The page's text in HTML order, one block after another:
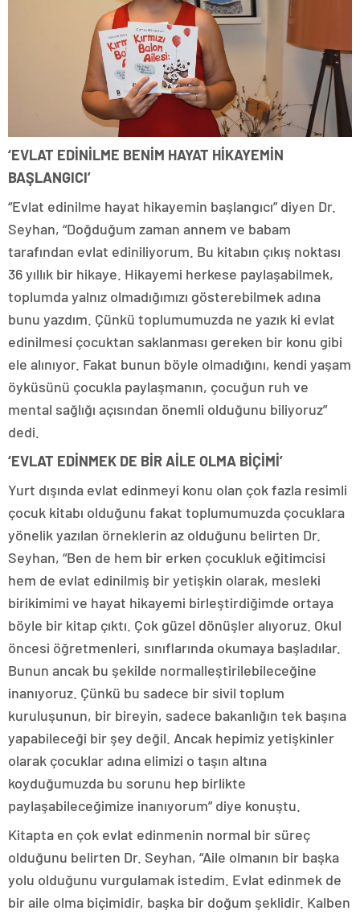
‘EVLAT EDİNİLME BENİM HAYAT HİKAYEMİN
BAŞLANGICI’
“Evlat edinilme hayat hikayemin başlangıcı” diyen Dr.
Seyhan, “Doğduğum zaman annem ve babam
tarafından evlat ediniliyorum. Bu kitabın çıkış noktası
36 yıllık bir hikaye. Hikayemi herkese paylaşabilmek,
toplumda yalnız olmadığımızı gösterebilmek adına
bunu yazdım. Çünkü toplumumuzda ne yazık ki evlat
edinilmesi çocuktan saklanması gereken bir konu gibi
ele alınıyor. Fakat bunun böyle olmadığını, kendi yaşam
öyküsünü çocukla paylaşmanın, çocuğun ruh ve
mental sağlığı açısından önemli olduğunu biliyoruz”
dedi.
‘EVLAT EDİNMEK DE BİR AİLE OLMA BİÇİMİ’
Yurt dışında evlat edinmeyi konu olan çok fazla resimli
çocuk kitabı olduğunu fakat toplumumuzda çocuklara
yönelik yazılan örneklerin az olduğunu belirten Dr.
Seyhan, “Ben de hem bir erken çocukluk eğitimcisi
hem de evlat edinilmiş bir yetişkin olarak, mesleki
birikimimi ve hayat hikayemi birleştirdiğimde ortaya
böyle bir kitap çıktı. Çok güzel dönüşler alıyoruz. Okul
öncesi öğretmenleri, sınıflarında okumaya başladılar.
Bunun ancak bu şekilde normalleştirilebileceğine
inanıyoruz. Çünkü bu sadece bir sivil toplum
kuruluşunun, bir bireyin, sadece bakanlığın tek başına
yapabileceği bir şey değil. Ancak hepimiz yetişkinler
olarak çocuklar adına elimizi o taşın altına
koyduğumuzda bu sorunu hep birlikte
paylaşabileceğimize inanıyorum” diye konuştu.
Kitapta en çok evlat edinmenin normal bir süreç
olduğunu belirten Dr. Seyhan, “Aile olmanın bir başka
yolu olduğunu vurgulamak istedim. Evlat edinmek de
bir aile olma biçimidir, başka bir doğum şeklidir. Kalben